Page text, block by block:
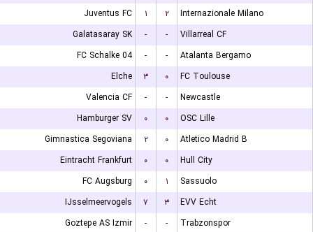
Juventus FC
۱ ۲
Internazionale Milano
Galatasaray SK
- -
Villarreal CF
FC Schalke 04
- -
Atalanta Bergamo
Elche
۳ ۰
FC Toulouse
Valencia CF
- -
Newcastle
Hamburger SV
۰ ۰
OSC Lille
Gimnastica Segoviana
۲ ۰
Atletico Madrid B
Eintracht Frankfurt
۰ ۰
Hull City
FC Augsburg
۰ ۱
Sassuolo
IJsselmeervogels
۷ ۳
EVV Echt
Goztepe AS Izmir
- -
Trabzonspor